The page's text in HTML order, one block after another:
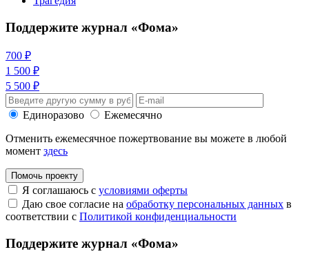
Поддержите журнал «Фома»
700 ₽
1 500 ₽
5 500 ₽
Единоразово
Ежемесячно
Отменить ежемесячное пожертвование вы можете в любой
момент здесь
Помочь проекту
Я соглашаюсь с условиями оферты
Даю свое согласие на обработку персональных данных в
соответствии с Политикой конфиденциальности
Поддержите журнал «Фома»